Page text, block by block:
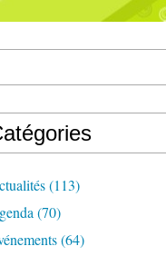
(113)
(70)
(64)